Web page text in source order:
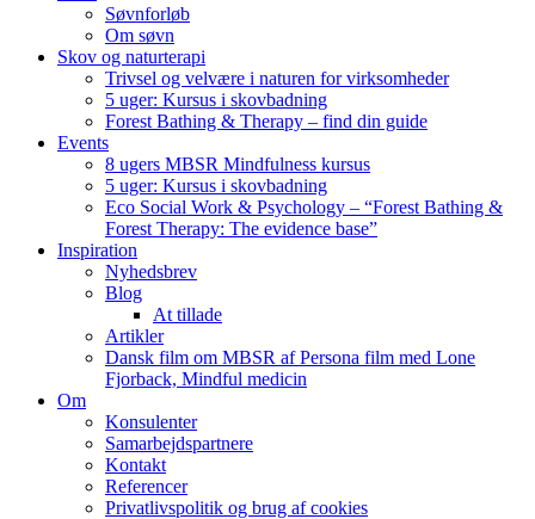
Søvnforløb
Om søvn
Skov og naturterapi
Trivsel og velvære i naturen for virksomheder
5 uger: Kursus i skovbadning
Forest Bathing & Therapy – find din guide
Events
8 ugers MBSR Mindfulness kursus
5 uger: Kursus i skovbadning
Eco Social Work & Psychology – “Forest Bathing &
Forest Therapy: The evidence base”
Inspiration
Nyhedsbrev
Blog
At tillade
Artikler
Dansk film om MBSR af Persona film med Lone
Fjorback, Mindful medicin
Om
Konsulenter
Samarbejdspartnere
Kontakt
Referencer
Privatlivspolitik og brug af cookies